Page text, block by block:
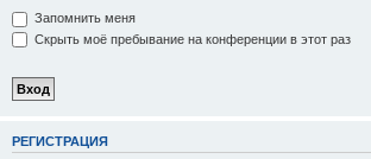
Запомнить меня
Скрыть моё пребывание на конференции в этот раз
РЕГИСТРАЦИЯ